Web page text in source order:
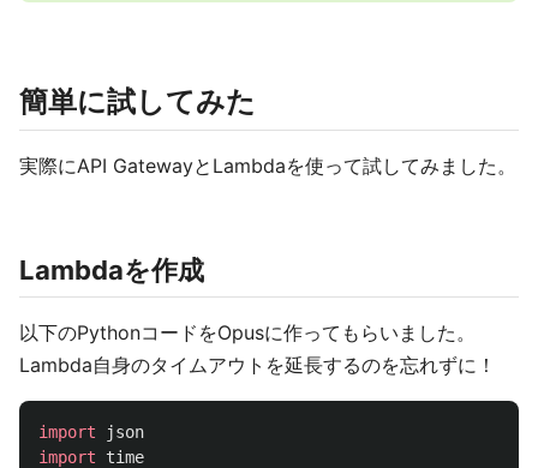
簡単に試してみた
実際にAPI GatewayとLambdaを使って試してみました。
Lambdaを作成
以下のPythonコードをOpusに作ってもらいました。
Lambda自身のタイムアウトを延長するのを忘れずに！
import
json
import
time